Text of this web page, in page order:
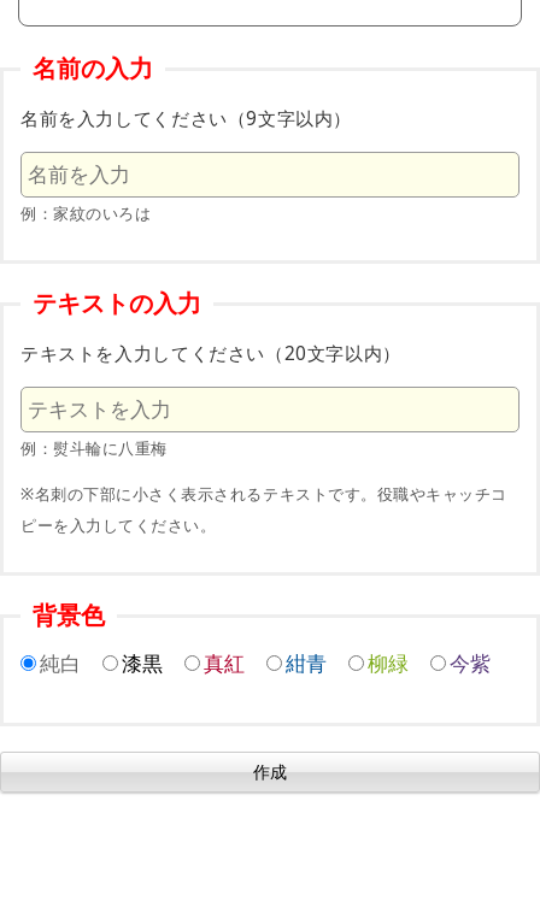
名前の入力
名前を入力してください（9文字以内）
例：家紋のいろは
テキストの入力
テキストを入力してください（20文字以内）
例：熨斗輪に八重梅
※名刺の下部に小さく表示されるテキストです。役職やキャッチコ
ピーを入力してください。
背景色
純白 漆黒 真紅 紺青 柳緑 今紫